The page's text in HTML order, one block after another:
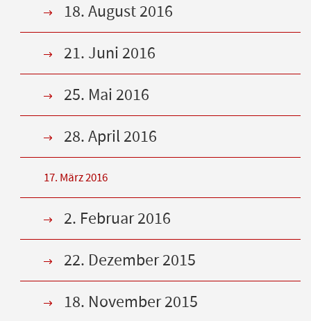
18. August 2016
21. Juni 2016
25. Mai 2016
28. April 2016
17. März 2016
2. Februar 2016
22. Dezember 2015
18. November 2015